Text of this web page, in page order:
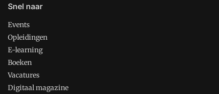
Snel naar
Events
Opleidingen
E-learning
Boeken
Vacatures
Digitaal magazine